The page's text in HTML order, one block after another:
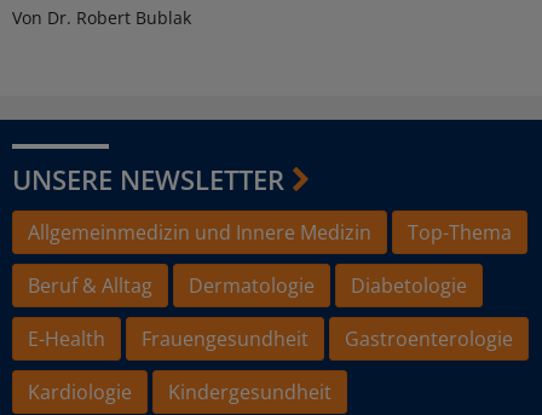
Von Dr. Robert Bublak
UNSERE NEWSLETTER
Allgemeinmedizin und Innere Medizin
Top-Thema
Beruf & Alltag
Dermatologie
Diabetologie
E-Health
Frauengesundheit
Gastroenterologie
Kardiologie
Kindergesundheit